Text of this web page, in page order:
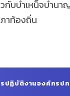
บบำเหน็จบำนา
าท้องถิ่น
ปฏิบัติงานองค์กรป